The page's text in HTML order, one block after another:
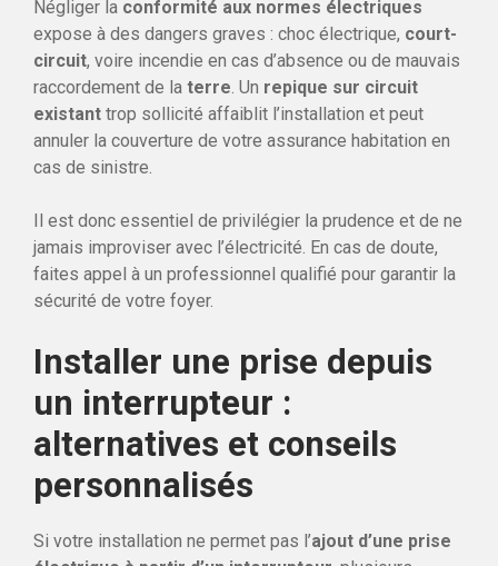
Négliger la conformité aux normes électriques
expose à des dangers graves : choc électrique, court-
circuit, voire incendie en cas d’absence ou de mauvais
raccordement de la terre. Un repique sur circuit
existant trop sollicité affaiblit l’installation et peut
annuler la couverture de votre assurance habitation en
cas de sinistre.
Il est donc essentiel de privilégier la prudence et de ne
jamais improviser avec l’électricité. En cas de doute,
faites appel à un professionnel qualifié pour garantir la
sécurité de votre foyer.
Installer une prise depuis
un interrupteur :
alternatives et conseils
personnalisés
Si votre installation ne permet pas l’ajout d’une prise